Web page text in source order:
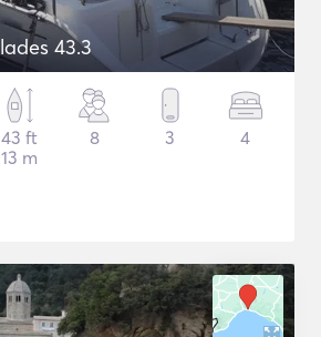
43.3
43 ft
13 m
8 3 4